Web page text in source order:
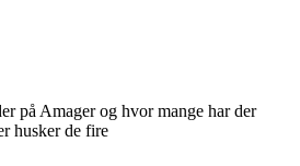
på Amager og hvor mange har der
husker de fire